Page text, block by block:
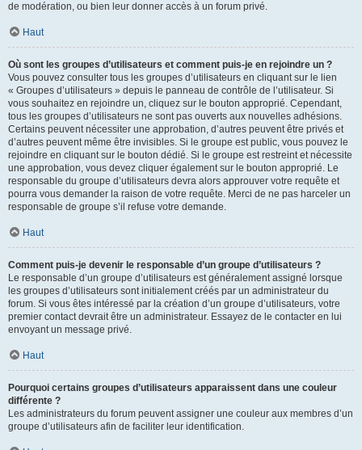
de modération, ou bien leur donner accès à un forum privé.
Haut
Où sont les groupes d’utilisateurs et comment puis-je en rejoindre un ?
Vous pouvez consulter tous les groupes d’utilisateurs en cliquant sur le lien
« Groupes d’utilisateurs » depuis le panneau de contrôle de l’utilisateur. Si
vous souhaitez en rejoindre un, cliquez sur le bouton approprié. Cependant,
tous les groupes d’utilisateurs ne sont pas ouverts aux nouvelles adhésions.
Certains peuvent nécessiter une approbation, d’autres peuvent être privés et
d’autres peuvent même être invisibles. Si le groupe est public, vous pouvez le
rejoindre en cliquant sur le bouton dédié. Si le groupe est restreint et nécessite
une approbation, vous devez cliquer également sur le bouton approprié. Le
responsable du groupe d’utilisateurs devra alors approuver votre requête et
pourra vous demander la raison de votre requête. Merci de ne pas harceler un
responsable de groupe s’il refuse votre demande.
Haut
Comment puis-je devenir le responsable d’un groupe d’utilisateurs ?
Le responsable d’un groupe d’utilisateurs est généralement assigné lorsque
les groupes d’utilisateurs sont initialement créés par un administrateur du
forum. Si vous êtes intéressé par la création d’un groupe d’utilisateurs, votre
premier contact devrait être un administrateur. Essayez de le contacter en lui
envoyant un message privé.
Haut
Pourquoi certains groupes d’utilisateurs apparaissent dans une couleur
différente ?
Les administrateurs du forum peuvent assigner une couleur aux membres d’un
groupe d’utilisateurs afin de faciliter leur identification.